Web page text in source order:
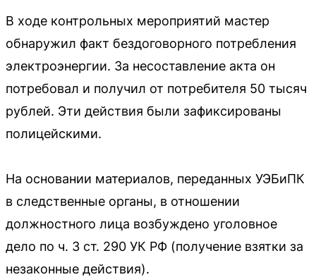
В ходе контрольных мероприятий мастер
обнаружил факт бездоговорного потребления
электроэнергии. За несоставление акта он
потребовал и получил от потребителя 50 тысяч
рублей. Эти действия были зафиксированы
полицейскими.
На основании материалов, переданных УЭБиПК
в следственные органы, в отношении
должностного лица возбуждено уголовное
дело по ч. 3 ст. 290 УК РФ (получение взятки за
незаконные действия).